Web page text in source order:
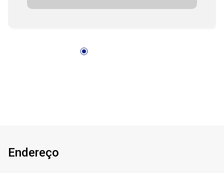
Escritório Cozinha com armários Área de
Endereço